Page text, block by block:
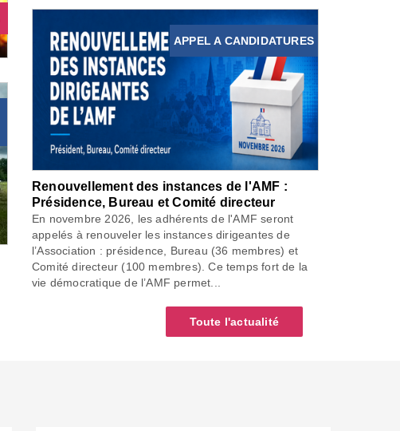
APPEL A CANDIDATURES
Renouvellement des instances de l'AMF :
Présidence, Bureau et Comité directeur
En novembre 2026, les adhérents de l'AMF seront
appelés à renouveler les instances dirigeantes de
l’Association : présidence, Bureau (36 membres) et
Comité directeur (100 membres). Ce temps fort de la
vie démocratique de l’AMF permet...
Toute l'actualité